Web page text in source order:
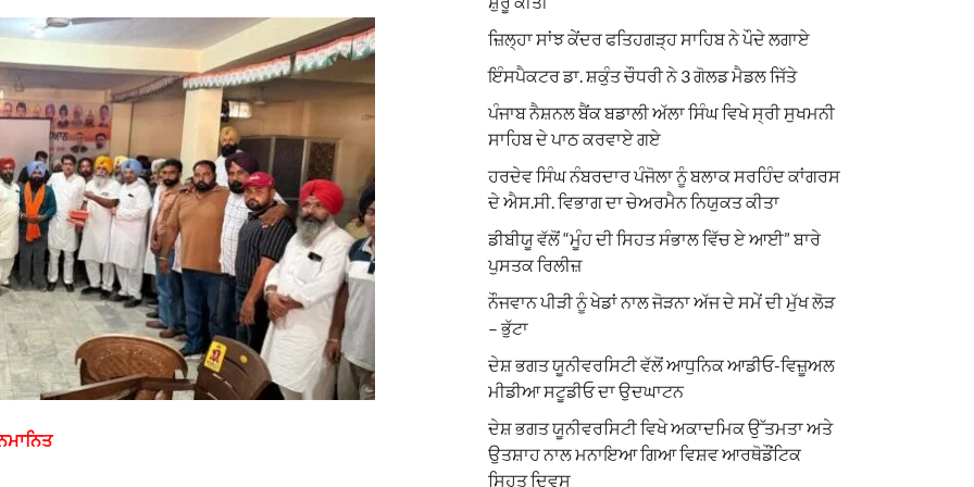
ਜ਼ਿਲ੍ਹਾ ਸਾਂਝ ਕੇਂਦਰ ਫਤਿਹਗੜ੍ਹ ਸਾਹਿਬ ਨੇ ਪੌਦੇ ਲਗਾਏ
ਇੰਸਪੈਕਟਰ ਡਾ. ਸ਼ਕੁੰਤ ਚੌਧਰੀ ਨੇ 3 ਗੋਲਡ ਮੈਡਲ ਜਿੱਤੇ
ਪੰਜਾਬ ਨੈਸ਼ਨਲ ਬੈਂਕ ਬਡਾਲੀ ਅੱਲਾ ਸਿੰਘ ਵਿਖੇ ਸ੍ਰੀ ਸੁਖਮਨੀ
ਸਾਹਿਬ ਦੇ ਪਾਠ ਕਰਵਾਏ ਗਏ
ਹਰਦੇਵ ਸਿੰਘ ਨੰਬਰਦਾਰ ਪੰਜੋਲਾ ਨੂੰ ਬਲਾਕ ਸਰਹਿੰਦ ਕਾਂਗਰਸ
ਦੇ ਐਸ.ਸੀ. ਵਿਭਾਗ ਦਾ ਚੇਅਰਮੈਨ ਨਿਯੁਕਤ ਕੀਤਾ
ਡੀਬੀਯੂ ਵੱਲੋਂ “ਮੂੰਹ ਦੀ ਸਿਹਤ ਸੰਭਾਲ ਵਿੱਚ ਏ ਆਈ” ਬਾਰੇ
ਪੁਸਤਕ ਰਿਲੀਜ਼
ਨੌਜਵਾਨ ਪੀੜੀ ਨੂੰ ਖੇਡਾਂ ਨਾਲ ਜੋੜਨਾ ਅੱਜ ਦੇ ਸਮੇਂ ਦੀ ਮੁੱਖ ਲੋੜ
– ਭੁੱਟਾ
ਦੇਸ਼ ਭਗਤ ਯੂਨੀਵਰਸਿਟੀ ਵੱਲੋਂ ਆਧੁਨਿਕ ਆਡੀਓ-ਵਿਜ਼ੂਅਲ
ਮੀਡੀਆ ਸਟੂਡੀਓ ਦਾ ਉਦਘਾਟਨ
ਦੇਸ਼ ਭਗਤ ਯੂਨੀਵਰਸਿਟੀ ਵਿਖੇ ਅਕਾਦਮਿਕ ਉੱਤਮਤਾ ਅਤੇ
ਉਤਸ਼ਾਹ ਨਾਲ ਮਨਾਇਆ ਗਿਆ ਵਿਸ਼ਵ ਆਰਥੋਡੌਂਟਿਕ
ਸਿਹਤ ਦਿਵਸ